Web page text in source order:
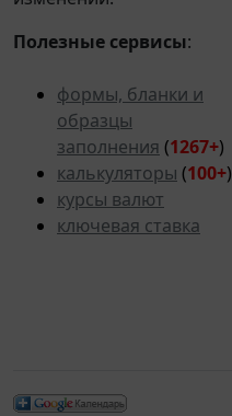
Полезные сервисы:
формы, бланки и
образцы
заполнения (1267+)
калькуляторы (100+)
курсы валют
ключевая ставка